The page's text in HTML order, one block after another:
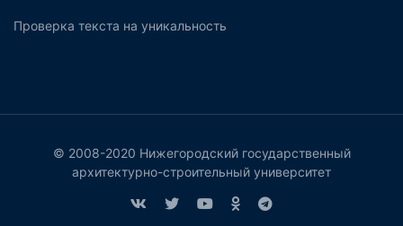
Проверка текста на уникальность
© 2008-2020 Нижегородский государственный
архитектурно-строительный университет